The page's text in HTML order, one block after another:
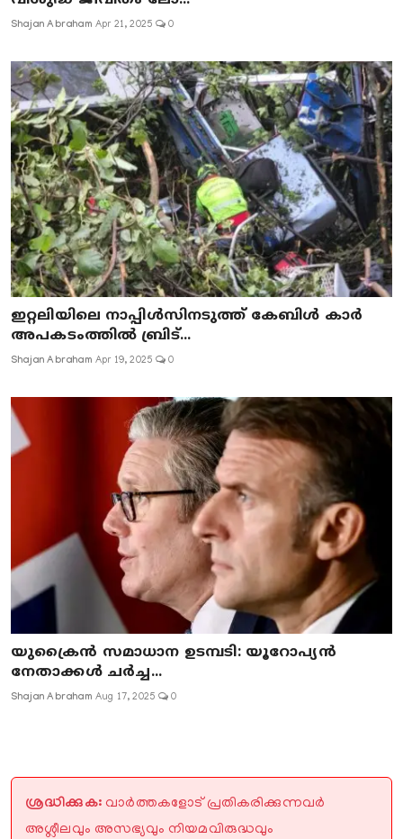
Shajan Abraham Apr 21, 2025 0
ഇറ്റലിയിലെ നാപ്പിൾസിനടുത്ത് കേബിൾ കാർ
അപകടംത്തിൽ ബ്രിട്...
Shajan Abraham Apr 19, 2025 0
യുക്രൈന്‍ സമാധാന ഉടമ്പടി: യൂറോപ്യന്‍
നേതാക്കള്‍ ചര്‍ച്ച...
Shajan Abraham Aug 17, 2025 0
ശ്രദ്ധിക്കുക: വാർത്തകളോട് പ്രതികരിക്കുന്നവർ
അശ്ലീലവും അസഭ്യവും നിയമവിരുദ്ധവും